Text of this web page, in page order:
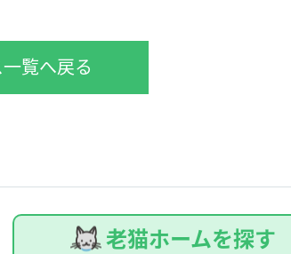
覧へ戻る
老猫ホームを探す